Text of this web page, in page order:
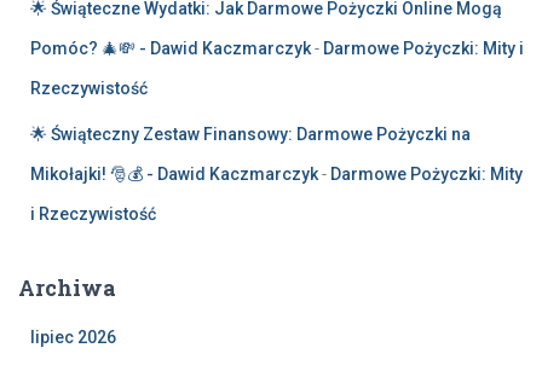
🌟 Świąteczne Wydatki: Jak Darmowe Pożyczki Online Mogą
Pomóc? 🎄💸 - Dawid Kaczmarczyk- Darmowe Pożyczki: Mity i
Rzeczywistość
🌟 Świąteczny Zestaw Finansowy: Darmowe Pożyczki na
Mikołajki! 🎅💰 - Dawid Kaczmarczyk- Darmowe Pożyczki: Mity
i Rzeczywistość
Archiwa
lipiec 2026